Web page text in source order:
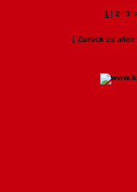
1 |2 |3
[ Zurück zu